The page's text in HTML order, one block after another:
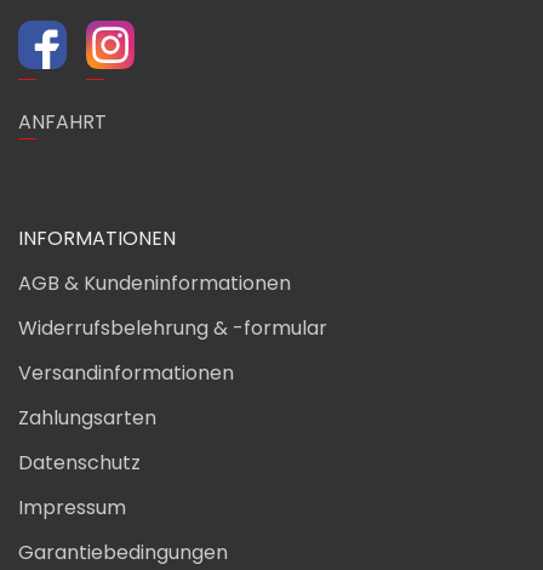
ANFAHRT
INFORMATIONEN
AGB & Kundeninformationen
Widerrufsbelehrung & -formular
Versandinformationen
Zahlungsarten
Datenschutz
Impressum
Garantiebedingungen